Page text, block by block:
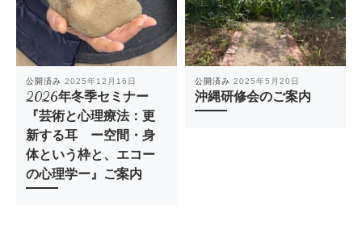
公開済み 2025年12月16日
2026年冬季セミナー
『芸術と心理療法：更
新する耳 ー空間・身
体という枠と、エコー
の心理学ー』ご案内
公開済み 2025年5月20日
沖縄研修会のご案内